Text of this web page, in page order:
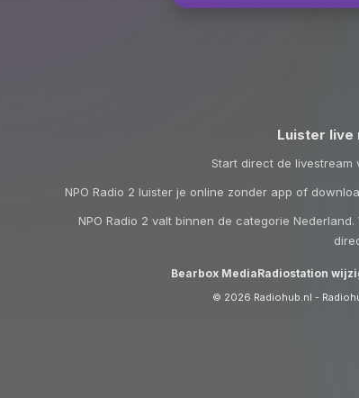
Luister live
Start direct de livestream
NPO Radio 2 luister je online zonder app of
NPO Radio 2 valt binnen de categorie
Bearbox MediaRadiostation
© 2026 Radiohub.nl -